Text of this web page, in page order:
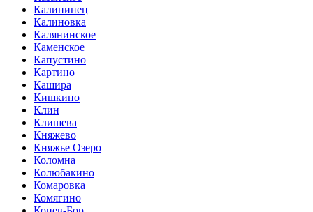
Калининец
Калиновка
Калянинское
Каменское
Капустино
Картино
Кашира
Кишкино
Клин
Клишева
Княжево
Княжье Озеро
Коломна
Колюбакино
Комаровка
Комягино